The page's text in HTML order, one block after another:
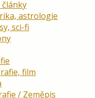
články
astrologie
sci-fi
film
/ Zeměpis